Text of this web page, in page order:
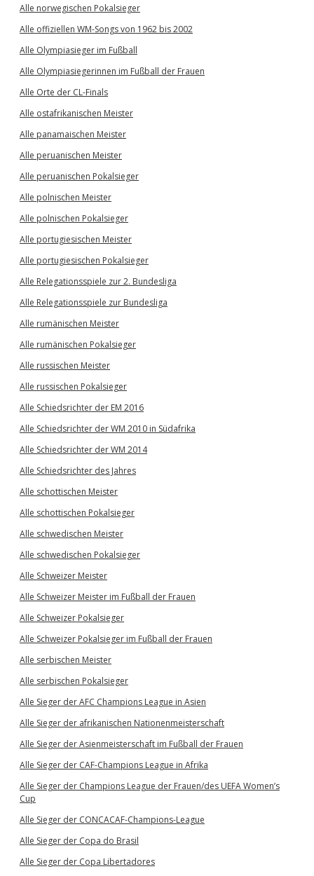
Alle norwegischen Pokalsieger
Alle offiziellen WM-Songs von 1962 bis 2002
Alle Olympiasieger im Fußball
Alle Olympiasiegerinnen im Fußball der Frauen
Alle Orte der CL-Finals
Alle ostafrikanischen Meister
Alle panamaischen Meister
Alle peruanischen Meister
Alle peruanischen Pokalsieger
Alle polnischen Meister
Alle polnischen Pokalsieger
Alle portugiesischen Meister
Alle portugiesischen Pokalsieger
Alle Relegationsspiele zur 2. Bundesliga
Alle Relegationsspiele zur Bundesliga
Alle rumänischen Meister
Alle rumänischen Pokalsieger
Alle russischen Meister
Alle russischen Pokalsieger
Alle Schiedsrichter der EM 2016
Alle Schiedsrichter der WM 2010 in Südafrika
Alle Schiedsrichter der WM 2014
Alle Schiedsrichter des Jahres
Alle schottischen Meister
Alle schottischen Pokalsieger
Alle schwedischen Meister
Alle schwedischen Pokalsieger
Alle Schweizer Meister
Alle Schweizer Meister im Fußball der Frauen
Alle Schweizer Pokalsieger
Alle Schweizer Pokalsieger im Fußball der Frauen
Alle serbischen Meister
Alle serbischen Pokalsieger
Alle Sieger der AFC Champions League in Asien
Alle Sieger der afrikanischen Nationenmeisterschaft
Alle Sieger der Asienmeisterschaft im Fußball der Frauen
Alle Sieger der CAF-Champions League in Afrika
Alle Sieger der Champions League der Frauen/des UEFA Women’s
Cup
Alle Sieger der CONCACAF-Champions-League
Alle Sieger der Copa do Brasil
Alle Sieger der Copa Libertadores